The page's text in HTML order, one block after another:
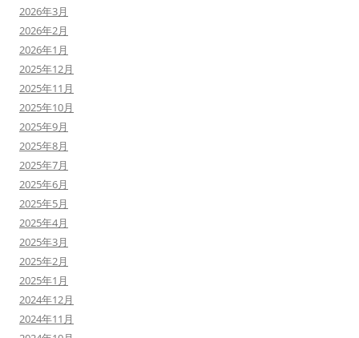
2026年3月
2026年2月
2026年1月
2025年12月
2025年11月
2025年10月
2025年9月
2025年8月
2025年7月
2025年6月
2025年5月
2025年4月
2025年3月
2025年2月
2025年1月
2024年12月
2024年11月